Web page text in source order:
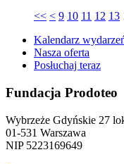
<< < 9 10 11 12 13
Kalendarz
Nasza oferta
Posłuchaj teraz
Fundacja Prodoteo
Wybrzeże Gdyńskie 27
01-531 Warszawa
NIP 5223169649